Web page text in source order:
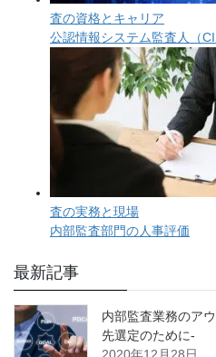
最新記事
内部監査業務のア
先選定のために-